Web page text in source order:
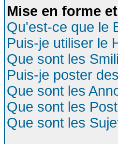
Mise en forme
Qu'est-ce que le
Puis-je utiliser le
Que sont les
Puis-je poster
Que sont les
Que sont les
Que sont les